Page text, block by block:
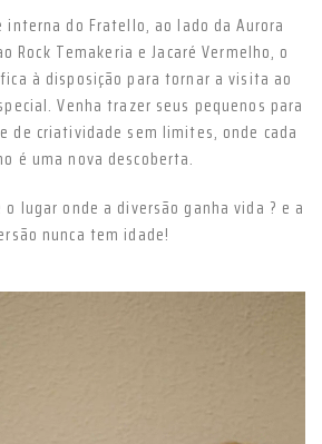
interna do Fratello, ao lado da Aurora
Rock Temakeria e Jacaré Vermelho, o
à disposição para tornar a visita ao
Venha trazer seus pequenos para
de criatividade sem limites, onde cada
é uma nova descoberta.
o lugar onde a diversão ganha vida ? e a
nunca tem idade!